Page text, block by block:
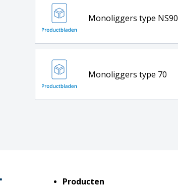
Monoliggers type NS90
Monoliggers type 70
Producten